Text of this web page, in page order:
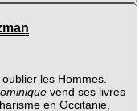
les Hommes.
vend ses livres
en Occitanie,